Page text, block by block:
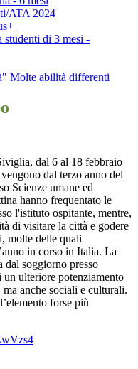
ATA 2024
studenti di 3 mesi -
Molte abilità differenti
dal 6 al 18 febbraio
dal terzo anno del
Scienze umane ed
hanno frequentato le
l'istituto ospitante, mentre,
di visitare la città e godere
molte delle quali
in corso in Italia. La
dal soggiorno presso
ulteriore potenziamento
anche sociali e culturali.
forse più